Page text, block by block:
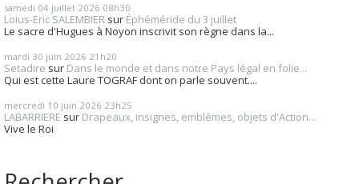
samedi 04 juillet 2026 08h30
Loius-Eric SALEMBIER sur Éphéméride du 3 juillet
Le sacre d'Hugues à Noyon inscrivit son règne dans la...
mardi 30 juin 2026 21h20
Setadire sur Dans le monde et dans notre Pays légal en folie...
Qui est cette Laure TOGRAF dont on parle souvent....
mercredi 10 juin 2026 23h25
LABARRIERE sur Drapeaux, insignes, emblèmes, objets d'Action...
Vive le Roi